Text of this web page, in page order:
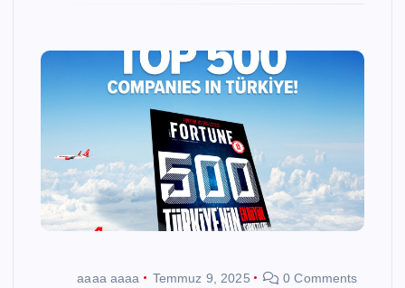
aaaa aaaa Temmuz 9, 2025 0 Comments